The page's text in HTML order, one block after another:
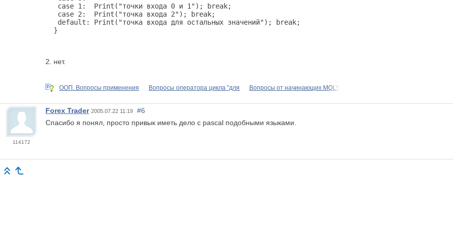
   case 1:  Print("точки входа 0 и 1"); break;
   case 2:  Print("точка входа 2"); break;
   default: Print("точка входа для остальных значений"); break;
2. нет.
ООП. Вопросы применения Вопросы оператора цикла "для Вопросы от начинающих MQL5
114172
Forex Trader 2005.07.22 11:19
#6
Спасибо я понял, просто привык иметь дело с pascal подобными языками.